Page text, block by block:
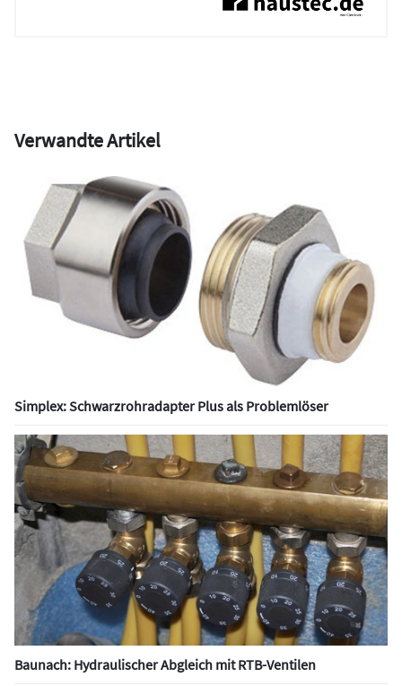
Verwandte Artikel
Simplex: Schwarzrohradapter Plus als Problemlöser
Baunach: Hydraulischer Abgleich mit RTB-Ventilen